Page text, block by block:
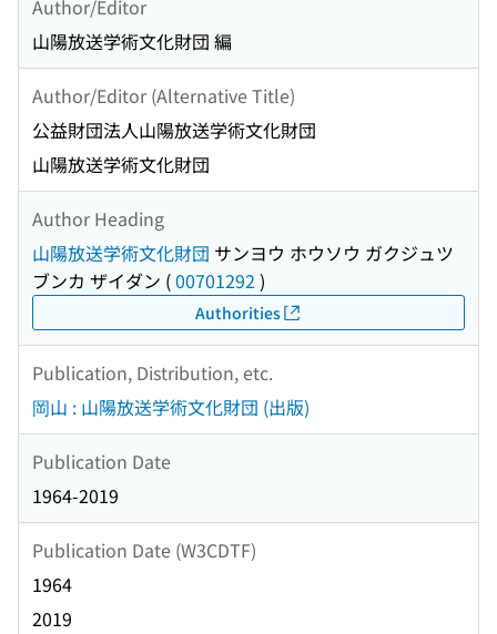
Author/Editor
山陽放送学術文化財団 編
Author/Editor (Alternative Title)
公益財団法人山陽放送学術文化財団
山陽放送学術文化財団
Author Heading
山陽放送学術文化財団 サンヨウ ホウソウ ガクジュツ
ブンカ ザイダン (00701292 )
Authorities
Publication, Distribution, etc.
岡山 : 山陽放送学術文化財団 (出版)
Publication Date
1964-2019
Publication Date (W3CDTF)
1964
2019